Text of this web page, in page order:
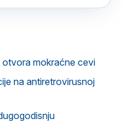
otvora mokraćne cevi
na antiretrovirusnoj